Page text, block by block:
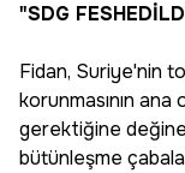
"SDG
Fidan, Suriye'nin
korunmasının
gerektiğine
bütünleşme